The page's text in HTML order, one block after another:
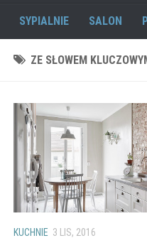
SYPIALNIE SALON
ZE SŁOWEM
KUCHNIE 3 LIS, 2016